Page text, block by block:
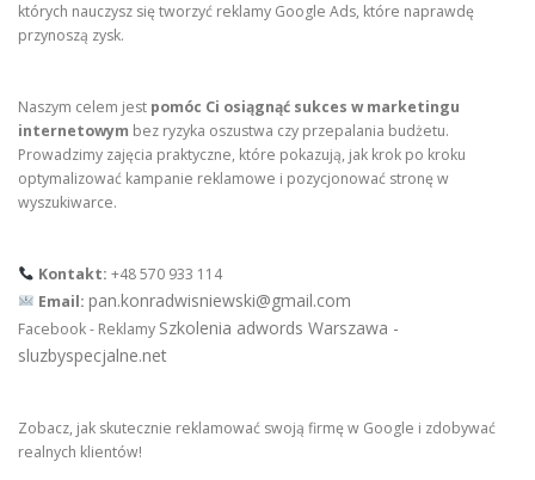
których nauczysz się tworzyć reklamy Google Ads, które naprawdę
przynoszą zysk.
Naszym celem jest pomóc Ci osiągnąć sukces w marketingu
internetowym bez ryzyka oszustwa czy przepalania budżetu.
Prowadzimy zajęcia praktyczne, które pokazują, jak krok po kroku
optymalizować kampanie reklamowe i pozycjonować stronę w
wyszukiwarce.
Kontakt: +48 570 933 114
Email: pan.konradwisniewski@gmail.com
Facebook - Reklamy Szkolenia adwords Warszawa -
sluzbyspecjalne.net
Zobacz, jak skutecznie reklamować swoją firmę w Google i zdobywać
realnych klientów!